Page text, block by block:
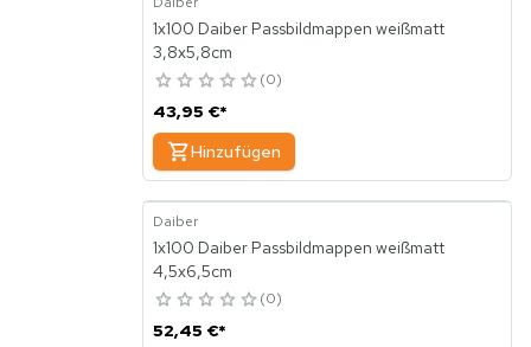
1x100 Daiber Passbildmappen weißmatt
3,8x5,8cm
0
43,95 €*
Hinzufügen
Daiber
1x100 Daiber Passbildmappen weißmatt
4,5x6,5cm
0
52,45 €*